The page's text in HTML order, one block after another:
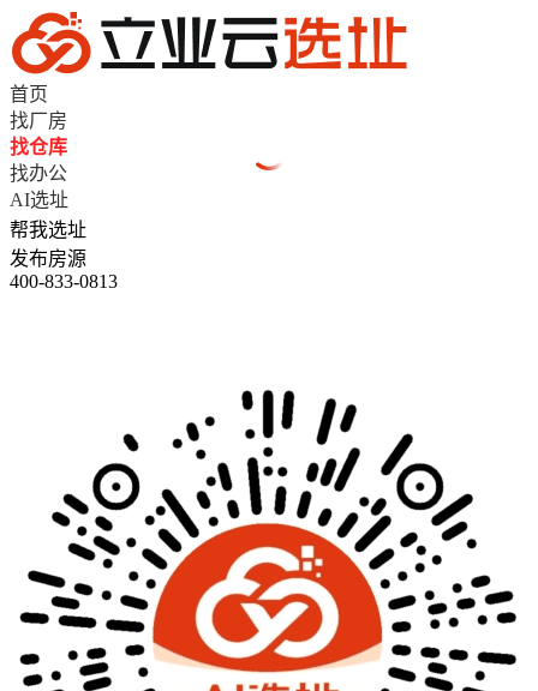
首页
找厂房
找仓库
找办公
AI选址
帮我选址
发布房源
400-833-0813